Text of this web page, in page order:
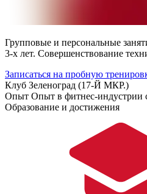
Групповые и персональные
3-х лет. Совершенствование
Записаться на пробную
Клуб Зеленоград (17-Й МКР.)
Опыт Опыт в фитнес-индустрии
Образование и достижения